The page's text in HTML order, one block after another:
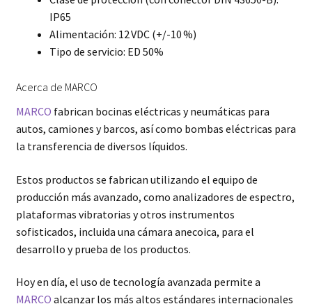
IP65
Alimentación: 12 VDC (+/-10 %)
Tipo de servicio: ED 50%
Acerca de MARCO
MARCO fabrican bocinas eléctricas y neumáticas para
autos, camiones y barcos, así como bombas eléctricas para
la transferencia de diversos líquidos.
Estos productos se fabrican utilizando el equipo de
producción más avanzado, como analizadores de espectro,
plataformas vibratorias y otros instrumentos
sofisticados, incluida una cámara anecoica, para el
desarrollo y prueba de los productos.
Hoy en día, el uso de tecnología avanzada permite a
MARCO alcanzar los más altos estándares internacionales